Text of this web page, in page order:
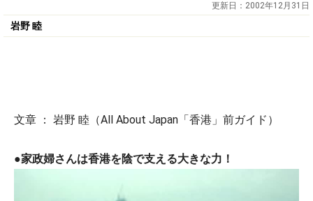
更新日： 2002年12月31日
岩野 睦
文章 ： 岩野 睦（All About Japan「香港」前ガイド）
●家政婦さんは香港を陰で支える大きな力！